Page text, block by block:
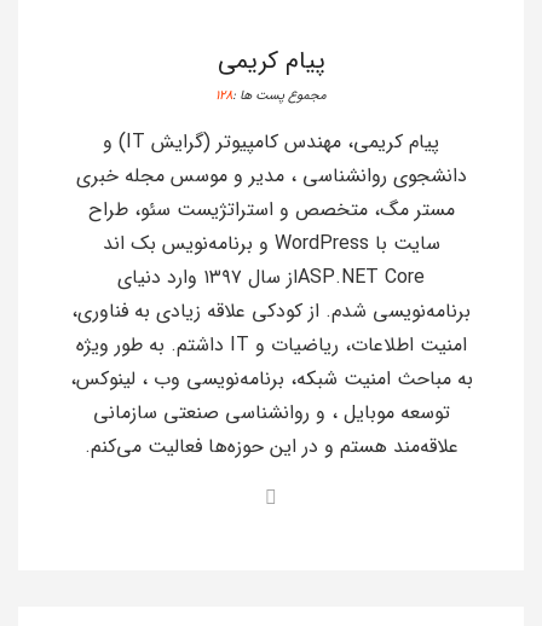
پیام کریمی
مجموع پست ها :128
پیام کریمی، مهندس کامپیوتر (گرایش IT) و
دانشجوی روانشناسی ، مدیر و موسس مجله خبری
مستر مگ، متخصص و استراتژیست سئو، طراح
سایت با WordPress و برنامه‌نویس بک اند
ASP.NET Coreاز سال ۱۳۹۷ وارد دنیای
برنامه‌نویسی شدم. از کودکی علاقه زیادی به فناوری،
امنیت اطلاعات، ریاضیات و IT داشتم. به طور ویژه
به مباحث امنیت شبکه، برنامه‌نویسی وب ، لینوکس،
توسعه موبایل ، و روانشناسی صنعتی سازمانی
علاقه‌مند هستم و در این حوزه‌ها فعالیت می‌کنم.